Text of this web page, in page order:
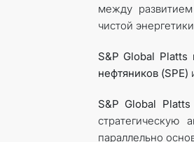
между
чистой
S&P Global Platts
нефтяников (SPE)
S&P Global Platts
параллельно